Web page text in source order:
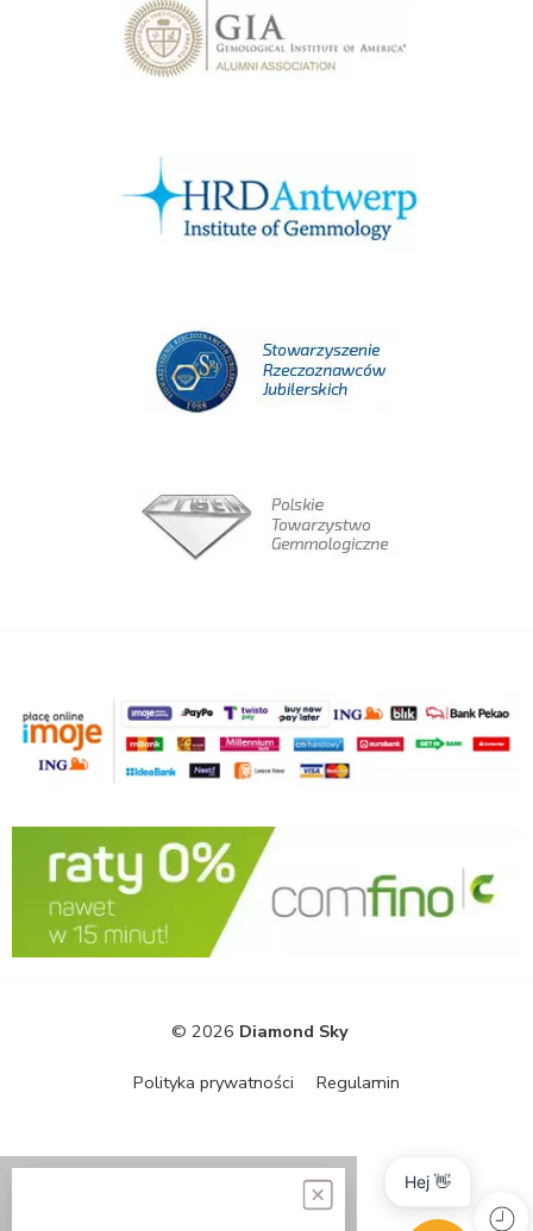
© 2026 Diamond Sky
Polityka prywatności Regulamin